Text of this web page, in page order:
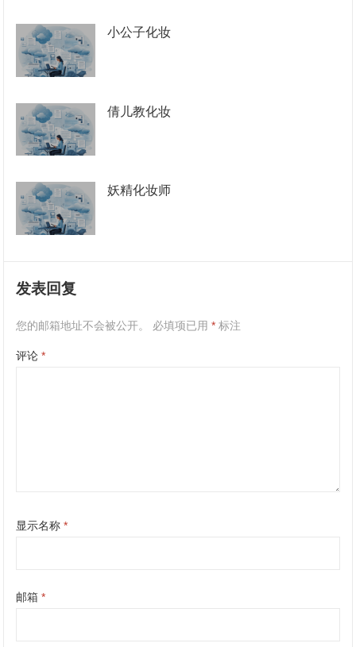
小公子化妆
倩儿教化妆
妖精化妆师
发表回复
您的邮箱地址不会被公开。 必填项已用* 标注
评论*
显示名称*
邮箱*